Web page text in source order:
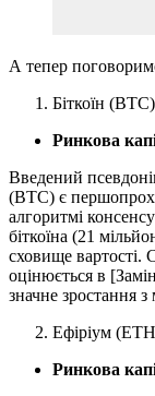
А тепер
Біткоїн (BTC)
Ринкова
Введений
(BTC) є
алгоритмі
біткоїна (21
сховище вартості.
оцінюється в
значне зростання
Ефіріум
Ринкова